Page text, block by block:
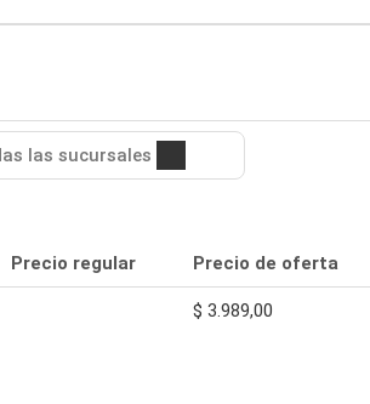
las sucursales
Precio regular Precio de oferta
$ 3.989,00